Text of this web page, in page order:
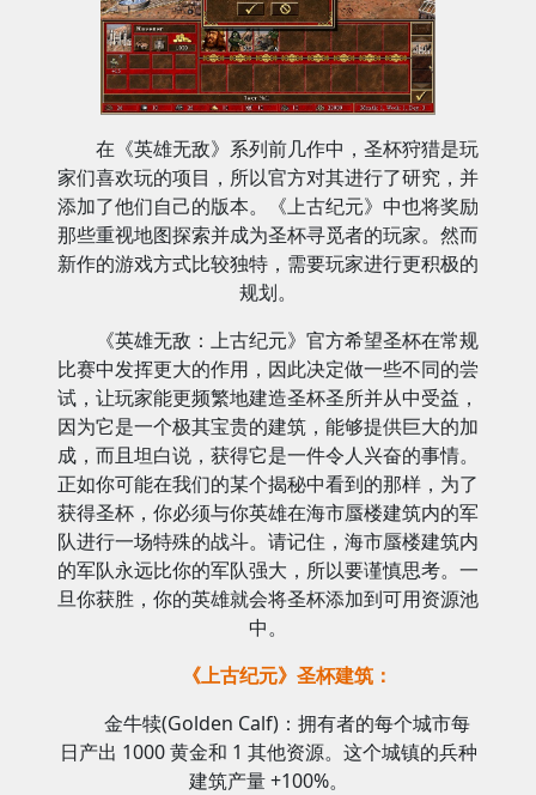
在《英雄无敌》系列前几作中，圣杯狩猎是玩
家们喜欢玩的项目，所以官方对其进行了研究，并
添加了他们自己的版本。《上古纪元》中也将奖励
那些重视地图探索并成为圣杯寻觅者的玩家。然而
新作的游戏方式比较独特，需要玩家进行更积极的
规划。
《英雄无敌：上古纪元》官方希望圣杯在常规
比赛中发挥更大的作用，因此决定做一些不同的尝
试，让玩家能更频繁地建造圣杯圣所并从中受益，
因为它是一个极其宝贵的建筑，能够提供巨大的加
成，而且坦白说，获得它是一件令人兴奋的事情。
正如你可能在我们的某个揭秘中看到的那样，为了
获得圣杯，你必须与你英雄在海市蜃楼建筑内的军
队进行一场特殊的战斗。请记住，海市蜃楼建筑内
的军队永远比你的军队强大，所以要谨慎思考。一
旦你获胜，你的英雄就会将圣杯添加到可用资源池
中。
《上古纪元》圣杯建筑：
金牛犊(Golden Calf)：拥有者的每个城市每
日产出 1000 黄金和 1 其他资源。这个城镇的兵种
建筑产量 +100%。